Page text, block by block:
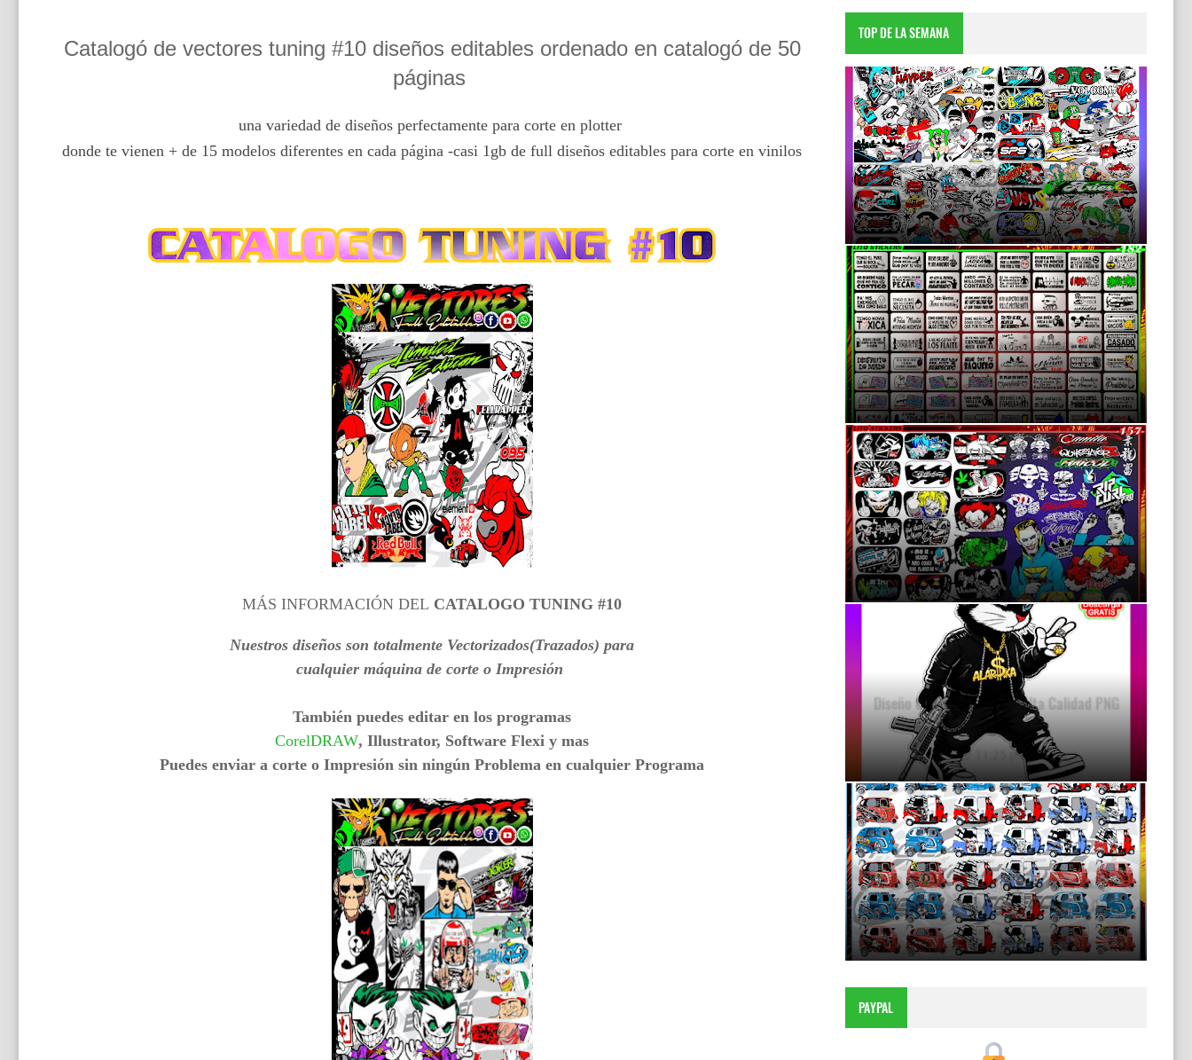
Catalogó de vectores tuning #10 diseños editables ordenado en catalogó de 50
páginas
una variedad de diseños perfectamente para corte en plotter
donde te vienen + de 15 modelos diferentes en cada página -casi 1gb de full diseños editables para corte en vinilos
MÁS INFORMACIÓN DEL CATALOGO TUNING #10
Nuestros diseños son totalmente Vectorizados(Trazados) para
cualquier máquina de corte o Impresión
También puedes editar en los programas
CorelDRAW, Illustrator, Software Flexi y mas
Puedes enviar a corte o Impresión sin ningún Problema en cualquier Programa
TOP DE LA SEMANA
DESCARGA TOTALMENTE GRATIS
6:55 p.m.
Mas de 70 Modelo de Frases/Calcas para tu
Moto o auto
11:38 p.m.
Calcomanías Tuning para Mototaxis: Dale
Vida a tu Vehículo
11:40 p.m.
Diseño Conejo Urbano en Alta Calidad PNG
Descarga Gratis
11:25 p.m.
46 Diseños Exclusivos para Mototaxi |
Stickers Tuning Listos para Plotter de Corte
9:18 p.m.
PAYPAL